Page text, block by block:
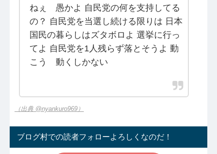
ねぇ 愚かよ 自民党の何を支持してる
の？ 自民党を当選し続ける限りは 日本
国民の暮らしはズタボロよ 選挙に行っ
てよ 自民党を1人残らず落とそうよ 動
こう 動くしかない
（出典 @nyankuro969）
ブログ村での読者フォローよろしくなのだ！